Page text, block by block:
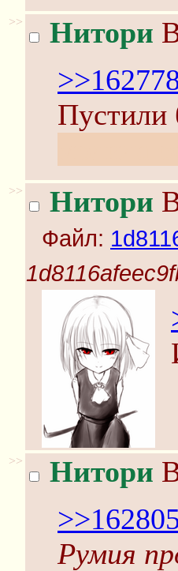
>> Нитори
Пустили
>> Нитори
Файл:
>> Нитори
Румия